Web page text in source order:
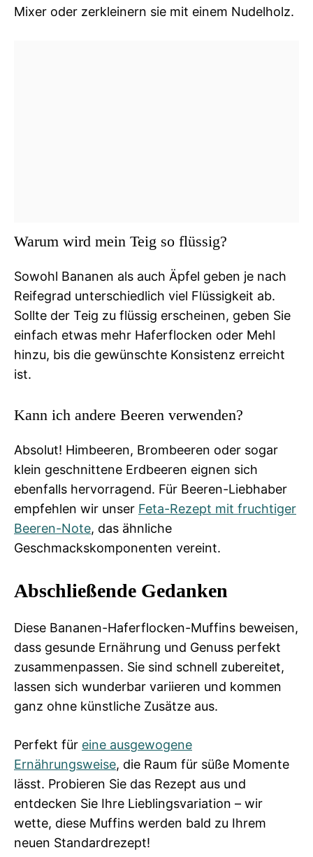
Mixer oder zerkleinern sie mit einem Nudelholz.
Warum wird mein Teig so flüssig?
Sowohl Bananen als auch Äpfel geben je nach
Reifegrad unterschiedlich viel Flüssigkeit ab.
Sollte der Teig zu flüssig erscheinen, geben Sie
einfach etwas mehr Haferflocken oder Mehl
hinzu, bis die gewünschte Konsistenz erreicht
ist.
Kann ich andere Beeren verwenden?
Absolut! Himbeeren, Brombeeren oder sogar
klein geschnittene Erdbeeren eignen sich
ebenfalls hervorragend. Für Beeren-Liebhaber
empfehlen wir unser Feta-Rezept mit fruchtiger
Beeren-Note, das ähnliche
Geschmackskomponenten vereint.
Abschließende Gedanken
Diese Bananen-Haferflocken-Muffins beweisen,
dass gesunde Ernährung und Genuss perfekt
zusammenpassen. Sie sind schnell zubereitet,
lassen sich wunderbar variieren und kommen
ganz ohne künstliche Zusätze aus.
Perfekt für eine ausgewogene
Ernährungsweise, die Raum für süße Momente
lässt. Probieren Sie das Rezept aus und
entdecken Sie Ihre Lieblingsvariation – wir
wette, diese Muffins werden bald zu Ihrem
neuen Standardrezept!